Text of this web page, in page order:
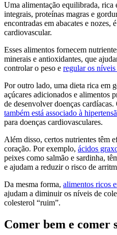
Uma alimentação equilibrada, rica
integrais, proteínas magras e
encontradas em abacates e nozes,
cardiovascular.
Esses alimentos fornecem
minerais e antioxidantes, que
controlar o peso e regular os
Por outro lado, uma dieta rica em
açúcares adicionados e alimentos
de desenvolver doenças
também está associado à
para doenças cardiovasculares.
Além disso, certos nutrientes têm
coração. Por exemplo, ácidos
peixes como salmão e sardinha,
e ajudam a reduzir o risco de
Da mesma forma, alimentos ricos
ajudam a diminuir os níveis de
colesterol “ruim”.
Comer bem e comer